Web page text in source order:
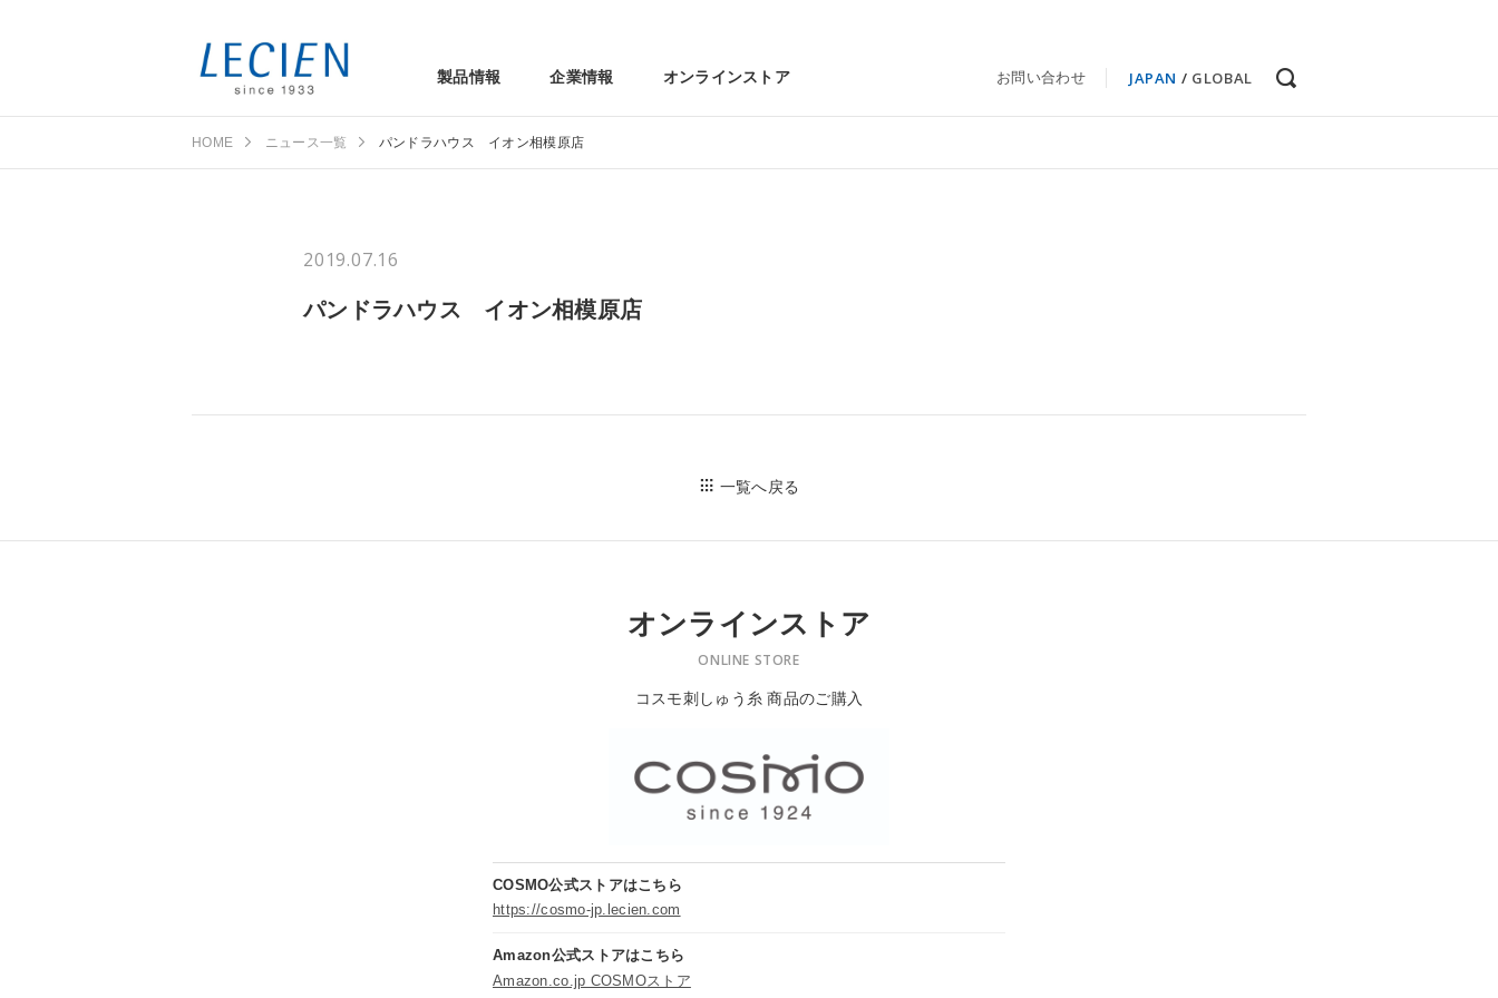
お問い合わせ JAPAN / GLOBAL
製品情報 企業情報 オンラインストア
HOME ニュース一覧 パンドラハウス イオン相模原店
2019.07.16
パンドラハウス イオン相模原店
一覧へ戻る
オンラインストア
ONLINE STORE
コスモ刺しゅう糸 商品のご購入
COSMO公式ストアはこちら
https://cosmo-jp.lecien.com
Amazon公式ストアはこちら
Amazon.co.jp COSMOストア